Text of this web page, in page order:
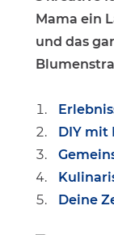
Mama ein
und das
DIY mit
Deine